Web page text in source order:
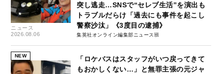
ニュース
2026.08.06
突し逃走…SNSで“セレブ生活”を演出も
トラブルだらけ「過去にも事件を起こし
警察沙汰」《3度目の逮捕》
集英社オンライン編集部ニュース班
NEW
「ロケバスはスタッフがいつ戻ってきて
もおかしくない…」と無罪主張の元ジャ